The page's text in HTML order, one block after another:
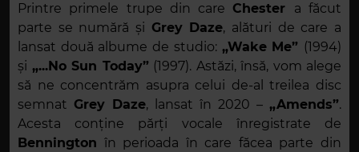
Printre primele trupe din care Chester a făcut
parte se numără și Grey Daze, alături de care a
lansat două albume de studio: „Wake Me” (1994)
și „...No Sun Today”(1997). Astăzi, însă, vom alege
să ne concentrăm asupra celui de-al treilea disc
semnat Grey Daze, lansat în 2020 – „Amends”.
Acesta conține părți vocale înregistrate de
Bennington în perioada în care făcea parte din